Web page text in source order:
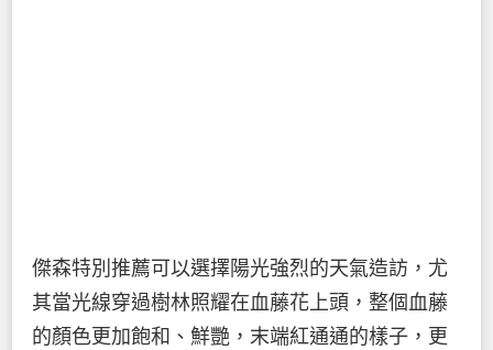
傑森特別推薦可以選擇陽光強烈的天氣造訪，尤
其當光線穿過樹林照耀在血藤花上頭，整個血藤
的顏色更加飽和、鮮艷，末端紅通通的樣子，更